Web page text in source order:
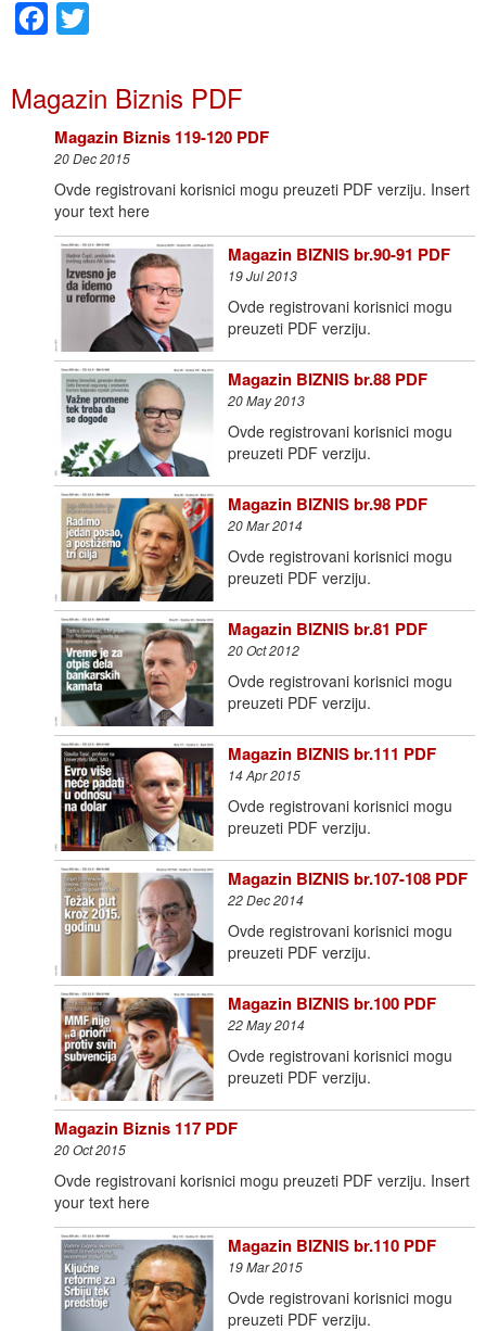
Facebook
Magazin Biznis PDF
Magazin Biznis 119-120 PDF
20 Dec 2015
Ovde registrovani korisnici mogu preuzeti PDF verziju. Insert
your text here
Magazin BIZNIS br.90-91 PDF
19 Jul 2013
Ovde registrovani korisnici mogu
preuzeti PDF verziju.
Magazin BIZNIS br.88 PDF
20 May 2013
Ovde registrovani korisnici mogu
preuzeti PDF verziju.
Magazin BIZNIS br.98 PDF
20 Mar 2014
Ovde registrovani korisnici mogu
preuzeti PDF verziju.
Magazin BIZNIS br.81 PDF
20 Oct 2012
Ovde registrovani korisnici mogu
preuzeti PDF verziju.
Magazin BIZNIS br.111 PDF
14 Apr 2015
Ovde registrovani korisnici mogu
preuzeti PDF verziju.
Magazin BIZNIS br.107-108 PDF
22 Dec 2014
Ovde registrovani korisnici mogu
preuzeti PDF verziju.
Magazin BIZNIS br.100 PDF
22 May 2014
Ovde registrovani korisnici mogu
preuzeti PDF verziju.
Magazin Biznis 117 PDF
20 Oct 2015
Ovde registrovani korisnici mogu preuzeti PDF verziju. Insert
your text here
Magazin BIZNIS br.110 PDF
19 Mar 2015
Ovde registrovani korisnici mogu
preuzeti PDF verziju.